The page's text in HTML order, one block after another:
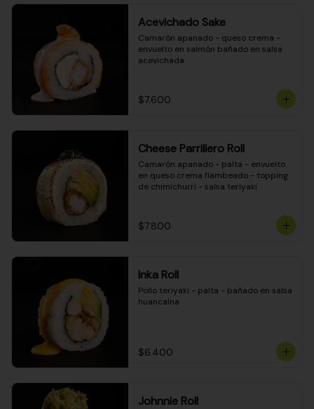
Acevichado Sake
Camarón apanado - queso crema -
envuelto en salmón bañado en salsa
acevichada
$7.600
Cheese Parrillero Roll
Camarón apanado - palta - envuelto
en queso crema flambeado - topping
de chimichurri - salsa teriyaki
$7.800
Inka Roll
Pollo teriyaki - palta - bañado en salsa
huancaína
$6.400
Johnnie Roll